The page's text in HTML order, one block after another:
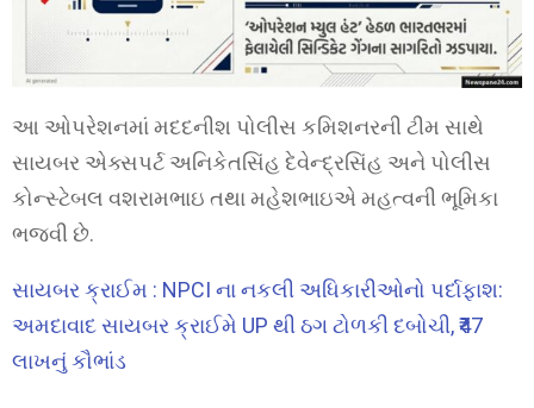
આ ઓપરેશનમાં મદદનીશ પોલીસ કમિશનરની ટીમ સાથે
સાયબર એક્સપર્ટ અનિકેતસિંહ દેવેન્દ્રસિંહ અને પોલીસ
કોન્સ્ટેબલ વશરામભાઇ તથા મહેશભાઇએ મહત્વની ભૂમિકા
ભજવી છે.
સાયબર ક્રાઈમ : NPCI ના નકલી અધિકારીઓનો પર્દાફાશ:
અમદાવાદ સાયબર ક્રાઈમે UP થી ઠગ ટોળકી દબોચી, ₹47
લાખનું કૌભાંડ